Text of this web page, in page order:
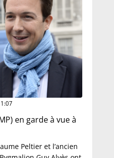
en garde à vue à
Peltier et l’ancien